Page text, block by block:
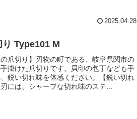
2025.04.28
Type101 M
爪切り】刃物の町である、岐阜県関市の
掛けた爪切りです。貝印の包丁なども手
鋭い切れ味を体感ください。【鋭い切れ
には、シャープな切れ味のステ...